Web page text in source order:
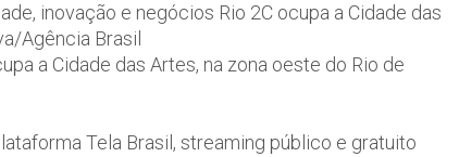
inovação e negócios Rio 2C ocupa a Cidade das
Agência Brasil
a Cidade das Artes, na zona oeste do Rio de
Tela Brasil, streaming público e gratuito